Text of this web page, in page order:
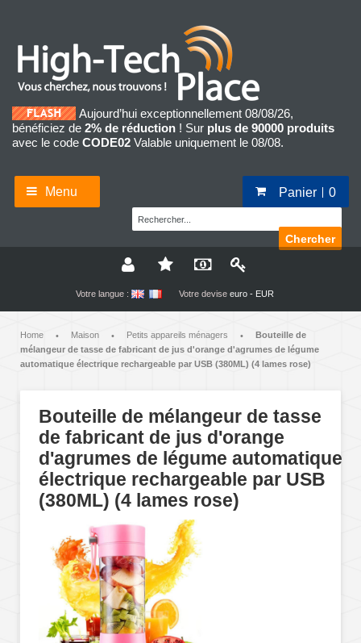
Aujourd’hui exceptionnellement 08/08/26,
bénéficiez de 2% de réduction ! Sur plus de 90000 produits
avec le code CODE02 Valable uniquement le 08/08.
Menu Panier 0
Chercher
Votre langue : Votre devise euro - EUR
Home • Maison • Petits appareils ménagers •
Bouteille de
mélangeur de tasse de fabricant de jus d'orange d'agrumes de légume
automatique électrique rechargeable par USB (380ML) (4 lames rose)
Bouteille de mélangeur de tasse
de fabricant de jus d'orange
d'agrumes de légume automatique
électrique rechargeable par USB
(380ML) (4 lames rose)